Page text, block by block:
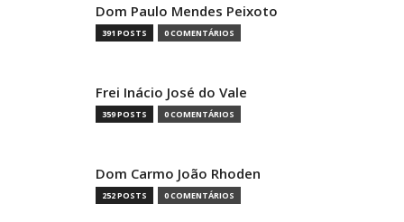
Dom Paulo Mendes Peixoto
391 POSTS 0 COMENTÁRIOS
Frei Inácio José do Vale
359 POSTS 0 COMENTÁRIOS
Dom Carmo João Rhoden
252 POSTS 0 COMENTÁRIOS